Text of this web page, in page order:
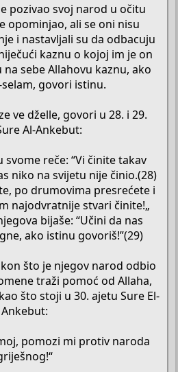
pozivao svoj narod u očitu
opominjao, ali se oni nisu
i nastavljali su da odbacuju
kaznu o kojoj im je on
sebe Allahovu kaznu, ako
govori istinu.
ve dželle, govori u 28. i 29.
Al-Ankebut:
reče: “Vi činite takav
niko na svijetu nije činio.(28)
po drumovima presrećete i
najodvratnije stvari činite!„
bijaše: “Učini da nas
ako istinu govoriš!”(29)
što je njegov narod odbio
traži pomoć od Allaha,
što stoji u 30. ajetu Sure El-
Ankebut:
pomozi mi protiv naroda